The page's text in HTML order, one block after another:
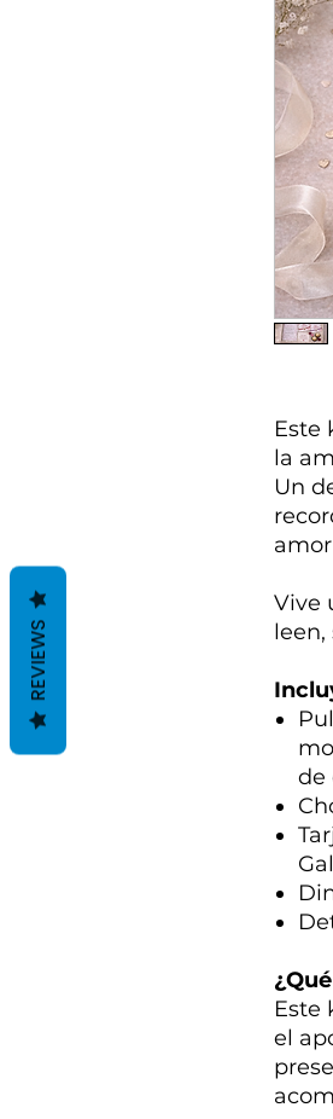
Este
la
Un
Vive
leen,
de
Este
el
REVIEWS